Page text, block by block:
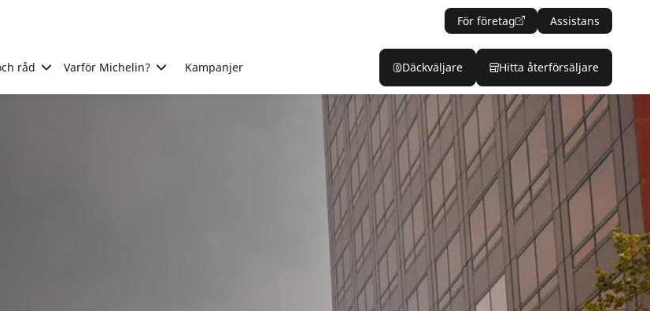
För företag Assistans
råd Varför Michelin? Kampanjer Däckväljare Hitta återförsäljare